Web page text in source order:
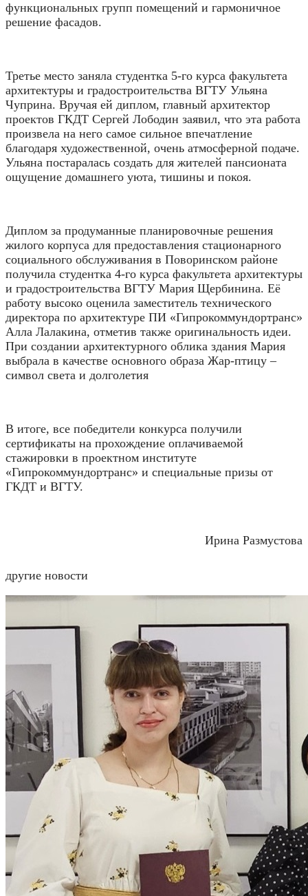
функциональных групп помещений и гармоничное
решение фасадов.
Третье место заняла студентка 5-го курса факультета
архитектуры и градостроительства ВГТУ Ульяна
Чуприна. Вручая ей диплом, главный архитектор
проектов ГКДТ Сергей Лободин заявил, что эта работа
произвела на него самое сильное впечатление
благодаря художественной, очень атмосферной подаче.
Ульяна постаралась создать для жителей пансионата
ощущение домашнего уюта, тишины и покоя.
Диплом за продуманные планировочные решения
жилого корпуса для предоставления стационарного
социального обслуживания в Поворинском районе
получила студентка 4-го курса факультета архитектуры
и градостроительства ВГТУ Мария Щербинина. Её
работу высоко оценила заместитель технического
директора по архитектуре ПИ «Гипрокоммундортранс»
Алла Лалакина, отметив также оригинальность идеи.
При создании архитектурного облика здания Мария
выбрала в качестве основного образа Жар-птицу –
символ света и долголетия
В итоге, все победители конкурса получили
сертификаты на прохождение оплачиваемой
стажировки в проектном институте
«Гипрокоммундортранс» и специальные призы от
ГКДТ и ВГТУ.
Ирина Размустова
другие новости